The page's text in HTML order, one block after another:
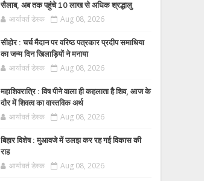
सैलाब, अब तक पहुंचे 10 लाख से अधिक श्रद्धालु
आर्यावर्त डेस्क Aug 08, 2026
सीहोर : चर्च मैदान पर वरिष्ठ पत्रकार प्रदीप समाधिया
का जन्म दिन खिलाड़ियों ने मनाया
आर्यावर्त डेस्क Aug 08, 2026
महाशिवरात्रि : विष पीने वाला ही कहलाता है शिव, आज के
दौर में शिवत्व का वास्तविक अर्थ
आर्यावर्त डेस्क Aug 08, 2026
बिहार विशेष : मुआवजे में उलझ कर रह गई विकास की
राह
आर्यावर्त डेस्क Aug 08, 2026